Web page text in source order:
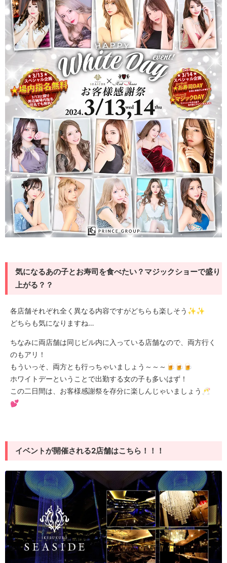
気になるあの子とお寿司を食べたい？マジックショーで盛り
上がる？？
各店舗それぞれ全く異なる内容ですがどちらも楽しそう✨✨
どちらも気になりますね…
ちなみに両店舗は同じビル内に入っている店舗なので、両方行く
のもアリ！
もういっそ、両方とも行っちゃいましょう～～～🍺🍺🍺
ホワイトデーということで出勤する女の子も多いはず！
この二日間は、お客様感謝祭を存分に楽しんじゃいましょう🥂
💕
イベントが開催される2店舗はこちら！！！